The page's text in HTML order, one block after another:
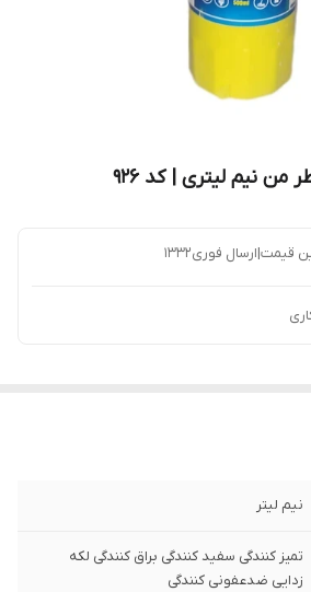
نیم لیتری | کد 926
فوری1332
نیم لیتر
تمیز کنندگی سفید کنندگی براق کنندگی لکه
زدایی ضدعفونی کنندگی